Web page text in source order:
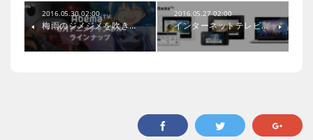
2016.05.30 02:00
梅雨のジメジメを吹き…
2016.05.27 02:00
インターネットテレビ…